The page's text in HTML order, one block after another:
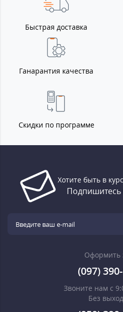
Быстрая доставка
Ганарантия качества
Скидки по программе
Хотите быть в
Подпишитесь
Оформить
(097)
Звоните нам с
Без